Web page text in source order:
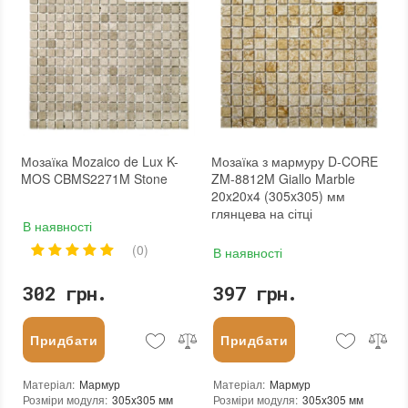
Площа модуля: 0,107 м²
Країна виробника: Китай
Бренд: Stella di Mare
Тип поверхні: Матова
новий
Зі знижкою
Країна виробника: Китай
Бренд: Mozaico de Lux
Тип поверхні: Матова
новий
Зі знижкою
Мозаїка Mozaico de Lux K-
MOS CBMS2271M Stone
В наявності
(0)
302 грн.
Придбати
Матеріал: Мармур
Розміри модуля: 305x305 мм
Мозаїка з мармуру D-CORE
ZM-8812M Giallo Marble
20x20x4 (305x305) мм
глянцева на сітці
В наявності
397 грн.
Придбати
Матеріал: Мармур
Розміри модуля: 305x305 мм